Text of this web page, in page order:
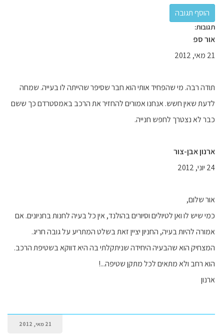
תגובות:
אור ספ
21 מאי, 2012
תודה רבה. מי שהפחיד אותי הוא חבר שסיפר שהייתה לו בעייה. שמחה
לדעת שאין חשש. אנחנו אמורים להחזיר את הרכב באמסטרדם כך ששם
כבר לא נצטרך לחפש חנייה.
ארנון אבן-צור
24 יוני, 2012
אור שלום,
כמי שיש לו ואן לטיולים וסיורים בהולנד, אין כל בעיה לחנות בחניונים. אם
אמורה להיות בעיה, החניון יציין זאת בשלט המתריע על גובה חריג.
המצחיק הוא שהבעיה היחידה שניתקלתי בה היא דווקא בשטיפת הרכב.
הוא רחב ולא מתאים לכל מתקן שטיפה...!
ארנון
21 מאי, 2012